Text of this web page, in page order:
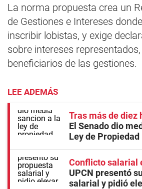
La norma propuesta crea un
de Gestiones e Intereses
inscribir lobistas, y exige
sobre intereses
beneficiarios de las gestiones.
LEE ADEMÁS
Tras más de diez
El Senado dio
Ley de
Conflicto salarial
UPCN presentó
salarial y pidió